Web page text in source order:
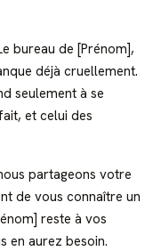
bureau de [Prénom],
déjà cruellement.
seulement à se
et celui des
partageons votre
de vous connaître un
reste à vos
en aurez besoin.